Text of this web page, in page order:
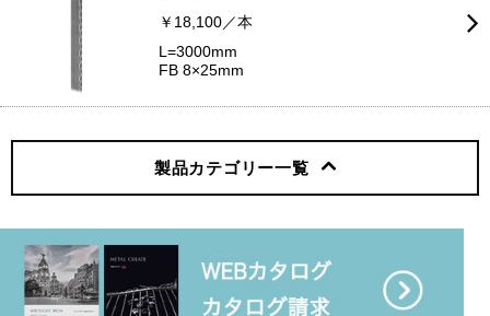
￥18,100／本
L=3000mm
FB 8×25mm
製品カテゴリー一覧